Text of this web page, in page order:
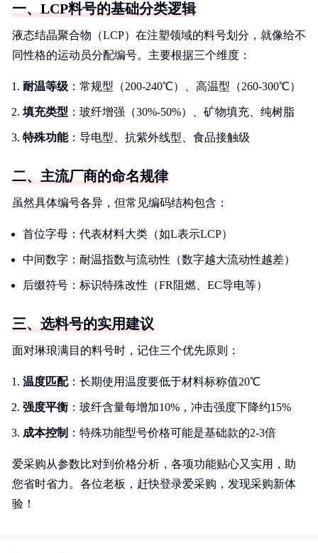
一、LCP料号的基础分类逻辑
液态结晶聚合物（LCP）在注塑领域的料号划分，就像给不
同性格的运动员分配编号。主要根据三个维度：
耐温等级 ：常规型（200-240℃）、高温型（260-300℃）
填充类型 ：玻纤增强（30%-50%）、矿物填充、纯树脂
特殊功能：导电型、抗紫外线型、食品接触级
二、主流厂商的命名规律
虽然具体编号各异，但常见编码结构包含：
首位字母：代表材料大类（如L表示LCP）
中间数字：耐温指数与流动性（数字越大流动性越差）
后缀符号：标识特殊改性（FR阻燃、EC导电等）
三、选料号的实用建议
面对琳琅满目的料号时，记住三个优先原则：
温度匹配：长期使用温度要低于材料标称值20℃
强度平衡 ：玻纤含量每增加10%，冲击强度下降约15%
成本控制 ：特殊功能型号价格可能是基础款的2-3倍
爱采购从参数比对到价格分析，各项功能贴心又实用，助
您省时省力。各位老板，赶快登录爱采购，发现采购新体
验！